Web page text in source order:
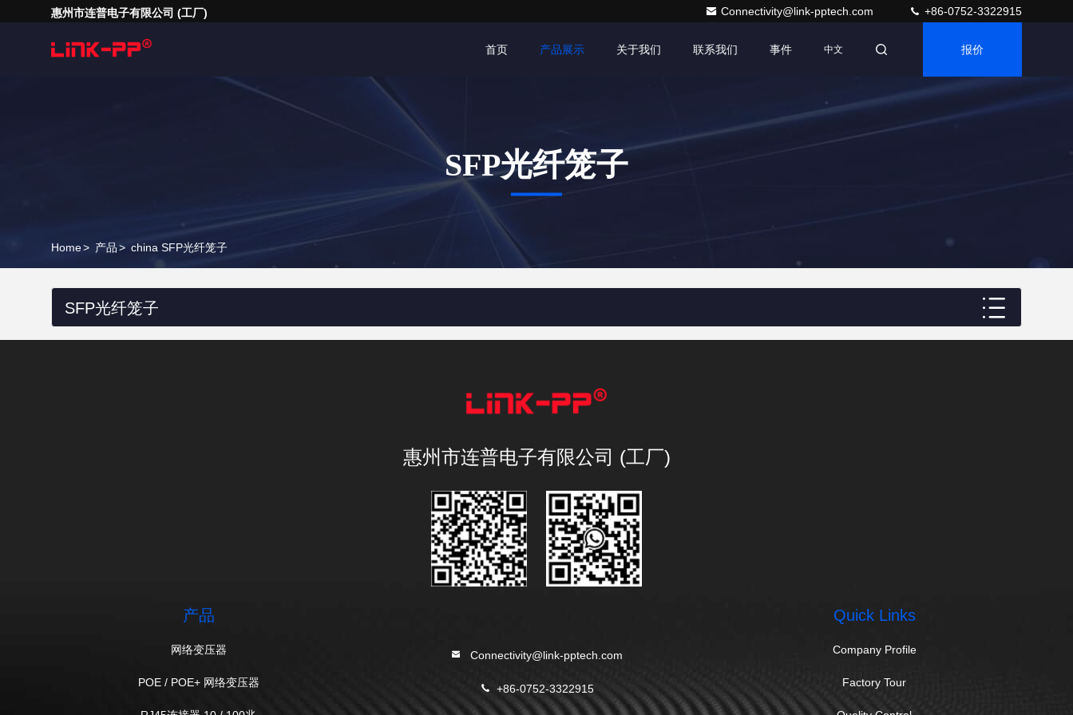
惠州市连普电子有限公司 (工厂) Connectivity@link-pptech.com +86-0752-3322915
首页 产品展示 关于我们 联系我们 事件 中文 报价
SFP光纤笼子
Home> 产品> china SFP光纤笼子
SFP光纤笼子
惠州市连普电子有限公司 (工厂)
产品
网络变压器
POE / POE+ 网络变压器
Connectivity@link-pptech.com
+86-0752-3322915
Quick Links
Company Profile
Factory Tour